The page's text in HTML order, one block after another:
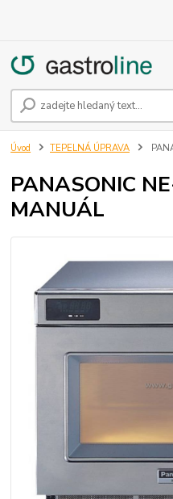
Úvod TEPELNÁ ÚPRAVA
PANASONIC
MANUÁL